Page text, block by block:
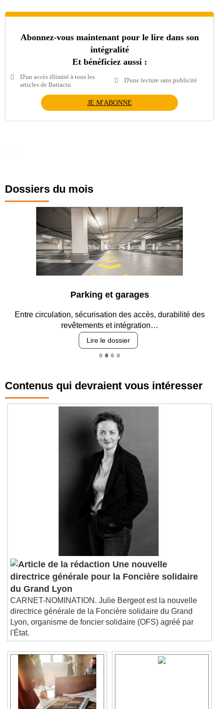
Abonnez-vous maintenant pour le lire dans son
intégralité
Et bénéficiez aussi :
D'un accès illimité à tous les
articles de Batiactu
D'une lecture sans publicité
JE M'ABONNE
Dossiers du mois
Parking et garages
Entre circulation, sécurisation des accès, durabilité des
revêtements et intégration…
Lire le dossier
Contenus qui devraient vous intéresser
Une nouvelle
directrice générale pour la Foncière solidaire
du Grand Lyon
CARNET-NOMINATION. Julie Bergeot est la nouvelle
directrice générale de la Foncière solidaire du Grand
Lyon, organisme de foncier solidaire (OFS) agréé par
l'État.